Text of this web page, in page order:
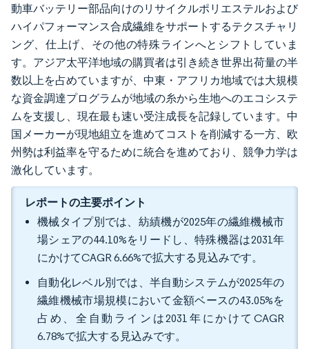
動車バッテリー部品向けのリサイクルポリエステルおよび
ハイパフォーマンス合成繊維をサポートするテクスチャリ
ング、仕上げ、その他の特殊ラインへとシフトしていま
す。アジア太平洋地域の購買者は引き続き世界出荷量の半
数以上を占めていますが、中東・アフリカ地域では大規模
な資金調達プログラムが地域の糸から生地へのエコシステ
ムを支援し、現在最も速い受注成長を記録しています。中
国メーカーが現地組立を進めてコストを削減する一方、欧
州勢は利益率を守るために統合を進めており、競争力学は
激化しています。
レポートの主要ポイント
機械タイプ別では、紡績機が2025年の繊維機械市
場シェアの44.10%をリードし、特殊機器は2031年
にかけてCAGR 6.66%で拡大する見込みです。
自動化レベル別では、半自動システムが2025年の
繊維機械市場規模において金額ベースの43.05%を
占め、全自動ラインは2031年にかけてCAGR
6.78%で拡大する見込みです。